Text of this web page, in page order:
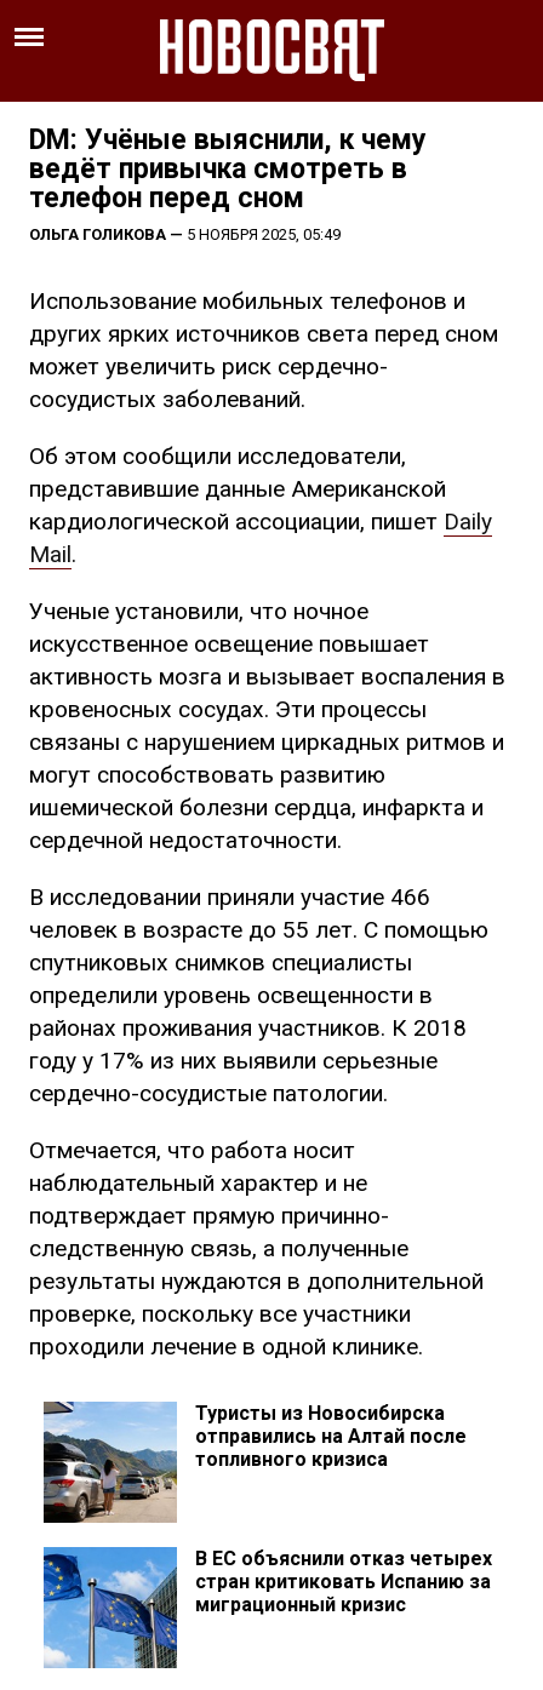
DM: Учёные выяснили, к чему
ведёт привычка смотреть в
телефон перед сном
ОЛЬГА ГОЛИКОВА — 5 НОЯБРЯ 2025, 05:49
Использование мобильных телефонов и
других ярких источников света перед сном
может увеличить риск сердечно-
сосудистых заболеваний.
Об этом сообщили исследователи,
представившие данные Американской
кардиологической ассоциации, пишет Daily
Mail.
Ученые установили, что ночное
искусственное освещение повышает
активность мозга и вызывает воспаления в
кровеносных сосудах. Эти процессы
связаны с нарушением циркадных ритмов и
могут способствовать развитию
ишемической болезни сердца, инфаркта и
сердечной недостаточности.
В исследовании приняли участие 466
человек в возрасте до 55 лет. С помощью
спутниковых снимков специалисты
определили уровень освещенности в
районах проживания участников. К 2018
году у 17% из них выявили серьезные
сердечно-сосудистые патологии.
Отмечается, что работа носит
наблюдательный характер и не
подтверждает прямую причинно-
следственную связь, а полученные
результаты нуждаются в дополнительной
проверке, поскольку все участники
проходили лечение в одной клинике.
Туристы из Новосибирска
отправились на Алтай после
топливного кризиса
В ЕС объяснили отказ четырех
стран критиковать Испанию за
миграционный кризис